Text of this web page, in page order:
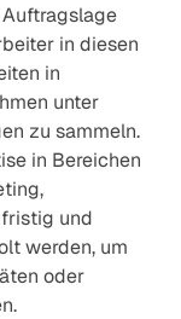
in diesen
in
unter
zu sammeln.
in Bereichen
und
werden, um
oder